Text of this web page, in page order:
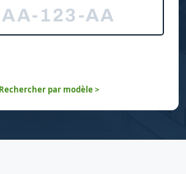
Rechercher par modèle >